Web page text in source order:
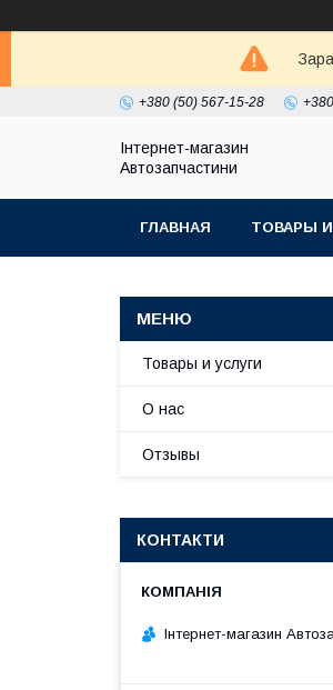
+380 (50) 567-15-28
Інтернет-магазин
Автозапчастини
ГЛАВНАЯ ТОВАРЫ И
Товары и услуги
О нас
Отзывы
КОНТАКТИ
Інтернет-магазин